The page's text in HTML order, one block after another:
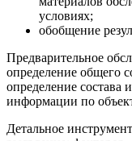
условиях;
обобщение
Предварительное
определение общего
определение состава
информации по
Детальное